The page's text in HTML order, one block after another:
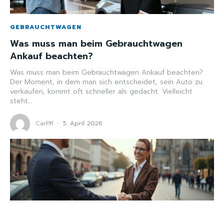
GEBRAUCHTWAGEN
Was muss man beim Gebrauchtwagen
Ankauf beachten?
Was muss man beim Gebrauchtwagen Ankauf beachten?
Der Moment, in dem man sich entscheidet, sein Auto zu
verkaufen, kommt oft schneller als gedacht. Vielleicht
steht...
CarPR - 5. April 2026